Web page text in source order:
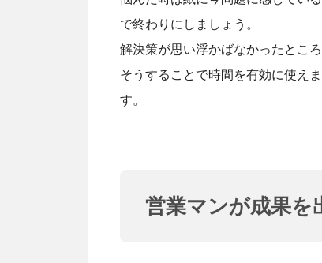
で終わりにしましょう。
解決策が思い浮かばなかったとこ
そうすることで時間を有効に使え
す。
営業マンが成果を